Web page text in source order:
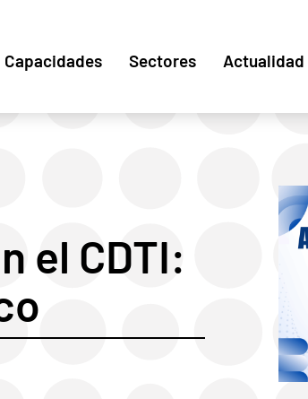
Capacidades Sectores Actualidad
el CDTI: